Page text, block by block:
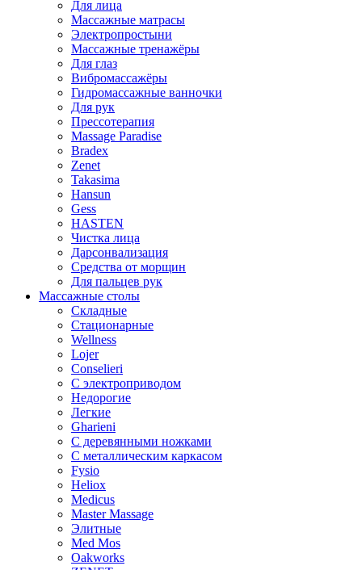
Для лица
Массажные матрасы
Электропростыни
Массажные тренажёры
Для глаз
Вибромассажёры
Гидромассажные ванночки
Для рук
Прессотерапия
Massage Paradise
Bradex
Zenet
Takasima
Hansun
Gess
HASTEN
Чистка лица
Дарсонвализация
Средства от морщин
Для пальцев рук
Массажные столы
Складные
Стационарные
Wellness
Lojer
Conselieri
С электроприводом
Недорогие
Легкие
Gharieni
С деревянными ножками
С металлическим каркасом
Fysio
Heliox
Medicus
Master Massage
Элитные
Med Mos
Oakworks